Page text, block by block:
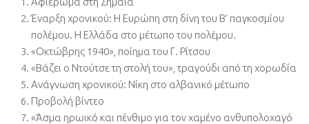
Έναρξη χρονικού: Η Ευρώπη στη δίνη του Β’ παγκοσμίου
πολέμου. Η Ελλάδα στο μέτωπο του πολέμου.
«Οκτώβρης 1940», ποίημα του Γ. Ρίτσου
«Βάζει o Ντούτσε τη στολή του», τραγούδι από τη χορωδία
Ανάγνωση χρονικού: Νίκη στο αλβανικό μέτωπο
Προβολή βίντεο
«Άσμα ηρωικό και πένθιμο για τον χαμένο ανθυπολοχαγό